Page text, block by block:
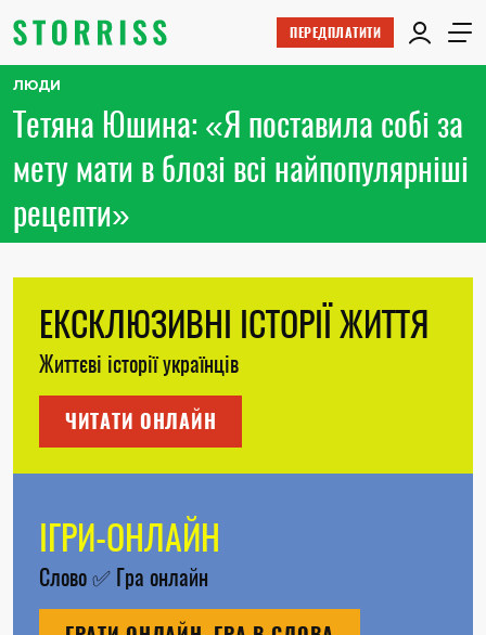
ПЕРЕДПЛАТИТИ
ЛЮДИ
Тетяна Юшина: «Я поставила собі за
мету мати в блозі всі найпопулярніші
рецепти»
ЕКСКЛЮЗИВНІ ІСТОРІЇ ЖИТТЯ
Життєві історії українців
ЧИТАТИ ОНЛАЙН
ІГРИ-ОНЛАЙН
Слово✅ Гра онлайн